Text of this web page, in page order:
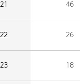
21 46
22 26
23 18